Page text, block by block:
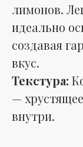
лимонов.
идеально
создавая
вкус.
Текстура:
—
внутри.